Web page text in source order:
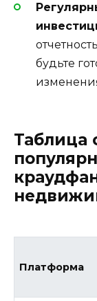
будьте
Таблица
Платформа